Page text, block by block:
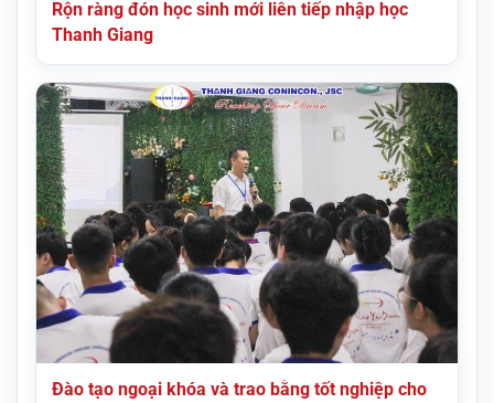
Rộn ràng đón học sinh mới liên tiếp nhập học
Thanh Giang
Đào tạo ngoại khóa và trao bằng tốt nghiệp cho